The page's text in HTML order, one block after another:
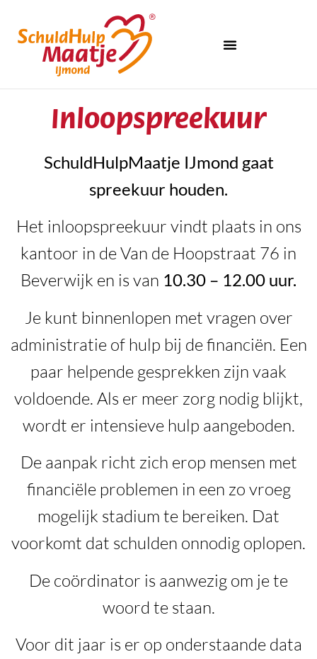
Inloopspreekuur
SchuldHulpMaatje IJmond gaat
spreekuur houden.
Het inloopspreekuur vindt plaats in ons
kantoor in de Van de Hoopstraat 76 in
Beverwijk en is van 10.30 – 12.00 uur.
Je kunt binnenlopen met vragen over
administratie of hulp bij de financiën. Een
paar helpende gesprekken zijn vaak
voldoende. Als er meer zorg nodig blijkt,
wordt er intensieve hulp aangeboden.
De aanpak richt zich erop mensen met
financiële problemen in een zo vroeg
mogelijk stadium te bereiken. Dat
voorkomt dat schulden onnodig oplopen.
De coördinator is aanwezig om je te
woord te staan.
Voor dit jaar is er op onderstaande data